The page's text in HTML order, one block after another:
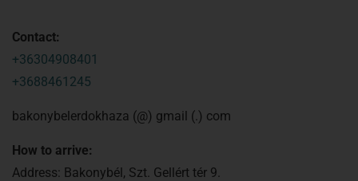
Contact:
+36304908401
+3688461245
bakonybelerdokhaza (@) gmail (.) com
How to arrive:
Address: Bakonybél, Szt. Gellért tér 9.